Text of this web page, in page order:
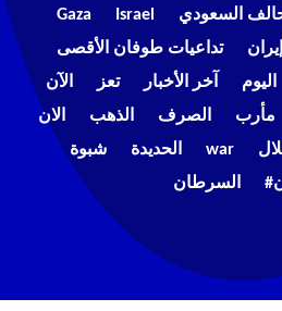
السعودي Israel
Gaza
إيران
تداعيات طوفان الأقصى
اليوم آخر الأخبار تعز
الآن
مأرب الصرف الذهب
الان
war الحديدة
شبوة
السرطان